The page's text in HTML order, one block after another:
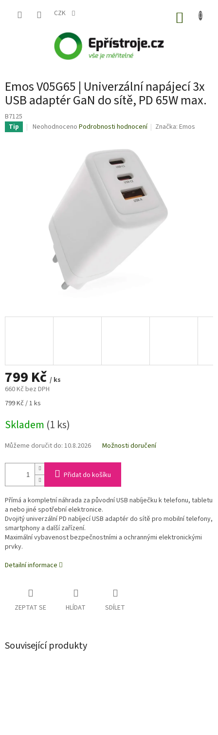
CZK
Emos V05G65 | Univerzální napájecí 3x
USB adaptér GaN do sítě, PD 65W max.
B7125
Tip
Průměrné
Neohodnoceno Podrobnosti hodnocení Značka:Emos
799 Kč / ks
660 Kč bez DPH
Měrná
799 Kč / 1 ks
Skladem (1 ks)
Můžeme doručit do: 10.8.2026 Možnosti doručení
Přidat do košíku
Přímá a kompletní náhrada za původní USB nabíječku k telefonu, tabletu
a nebo jiné spotřební elektronice.
Dvojitý univerzální PD nabíjecí USB adaptér do sítě pro mobilní telefony,
smartphony a další zařízení.
Maximální vybavenost bezpečnostními a ochrannými elektronickými
prvky.
Detailní informace
ZEPTAT SE HLÍDAT SDÍLET
Související produkty